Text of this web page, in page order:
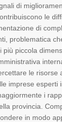
di
le
di
problematica
più piccola
le risorse
imprese esperti
i
provincia.
in modo